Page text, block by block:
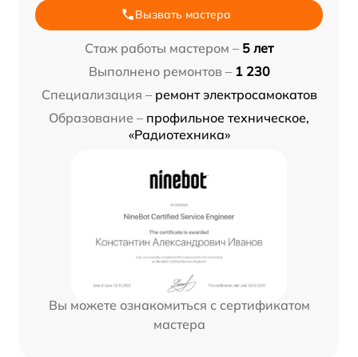
Вызвать мастера
Стаж работы мастером – 5 лет
Выполнено ремонтов – 1 230
Специализация – ремонт электросамокатов
Образование – профильное техническое,
«Радиотехника»
Вы можете ознакомиться с сертификатом
мастера